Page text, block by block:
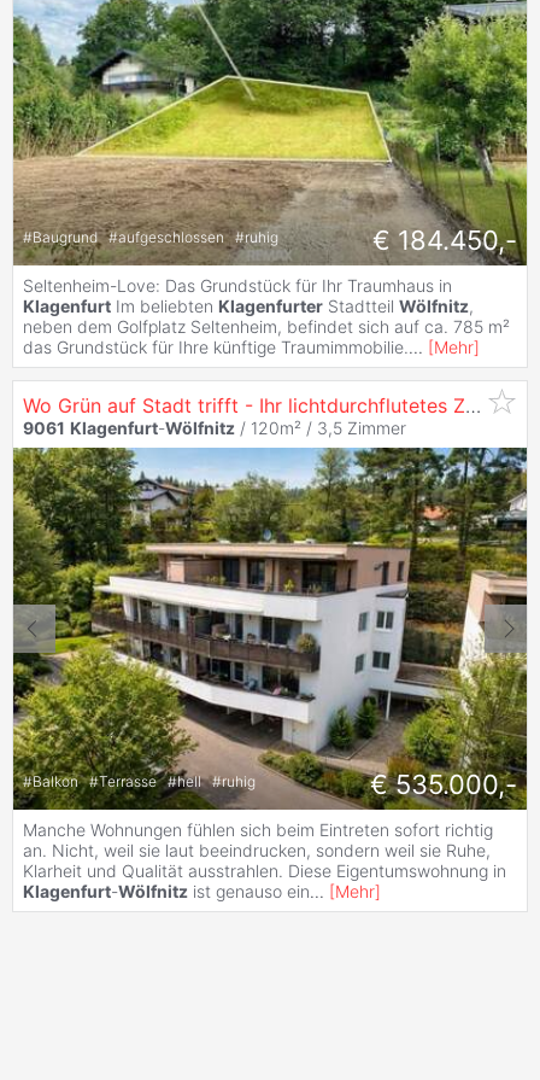
#Baugrund #aufgeschlossen #ruhig € 184.450,-
Seltenheim-Love: Das Grundstück für Ihr Traumhaus in
Klagenfurt Im beliebten Klagenfurter Stadtteil Wölfnitz,
neben dem Golfplatz Seltenheim, befindet sich auf ca. 785 m²
das Grundstück für Ihre künftige Traumimmobilie.... [Mehr]
Wo Grün auf Stadt trifft - Ihr lichtdurchflutetes Zuhause in
9061 Klagenfurt-Wölfnitz / 120m² / 3,5 Zimmer
#Balkon #Terrasse #hell #ruhig € 535.000,-
Manche Wohnungen fühlen sich beim Eintreten sofort richtig
an. Nicht, weil sie laut beeindrucken, sondern weil sie Ruhe,
Klarheit und Qualität ausstrahlen. Diese Eigentumswohnung in
Klagenfurt-Wölfnitz ist genauso ein... [Mehr]